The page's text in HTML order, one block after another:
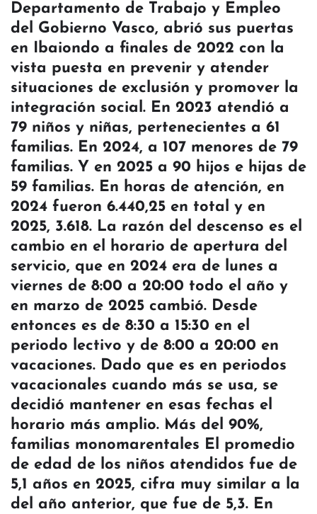
Departamento de Trabajo y Empleo
del Gobierno Vasco, abrió sus puertas
en Ibaiondo a finales de 2022 con la
vista puesta en prevenir y atender
situaciones de exclusión y promover la
integración social. En 2023 atendió a
79 niños y niñas, pertenecientes a 61
familias. En 2024, a 107 menores de 79
familias. Y en 2025 a 90 hijos e hijas de
59 familias. En horas de atención, en
2024 fueron 6.440,25 en total y en
2025, 3.618. La razón del descenso es el
cambio en el horario de apertura del
servicio, que en 2024 era de lunes a
viernes de 8:00 a 20:00 todo el año y
en marzo de 2025 cambió. Desde
entonces es de 8:30 a 15:30 en el
periodo lectivo y de 8:00 a 20:00 en
vacaciones. Dado que es en periodos
vacacionales cuando más se usa, se
decidió mantener en esas fechas el
horario más amplio. Más del 90%,
familias monomarentales El promedio
de edad de los niños atendidos fue de
5,1 años en 2025, cifra muy similar a la
del año anterior, que fue de 5,3. En